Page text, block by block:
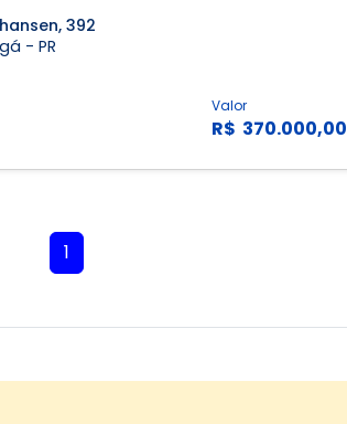
392
- PR
Valor
R$ 370.000,00
1